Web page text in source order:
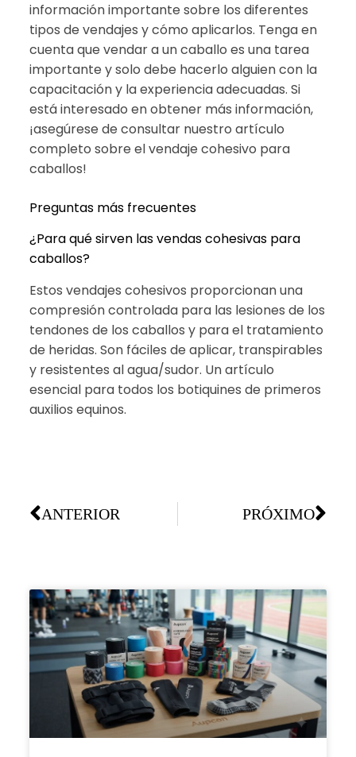
información importante sobre los diferentes
tipos de vendajes y cómo aplicarlos. Tenga en
cuenta que vendar a un caballo es una tarea
importante y solo debe hacerlo alguien con la
capacitación y la experiencia adecuadas. Si
está interesado en obtener más información,
¡asegúrese de consultar nuestro artículo
completo sobre el vendaje cohesivo para
caballos!
Preguntas más frecuentes
¿Para qué sirven las vendas cohesivas para
caballos?
Estos vendajes cohesivos proporcionan una
compresión controlada para las lesiones de los
tendones de los caballos y para el tratamiento
de heridas. Son fáciles de aplicar, transpirables
y resistentes al agua/sudor. Un artículo
esencial para todos los botiquines de primeros
auxilios equinos.
ANTERIOR PRÓXIMO